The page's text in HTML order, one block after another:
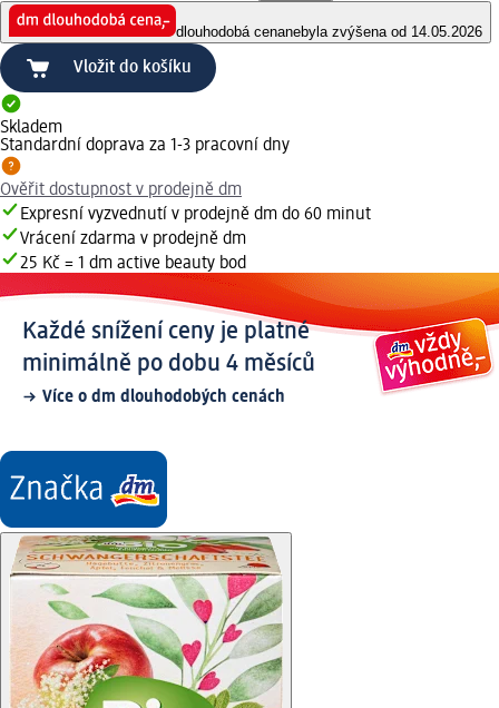
dlouhodobá cenanebyla zvýšena od 14.05.2026
Vložit do košíku
Skladem
Standardní doprava za 1-3 pracovní dny
Ověřit dostupnost v prodejně dm
Expresní vyzvednutí v prodejně dm do 60 minut
Vrácení zdarma v prodejně dm
25 Kč = 1 dm active beauty bod
Každé snížení ceny je platné
minimálně po dobu 4 měsíců
Více o dm dlouhodobých cenách